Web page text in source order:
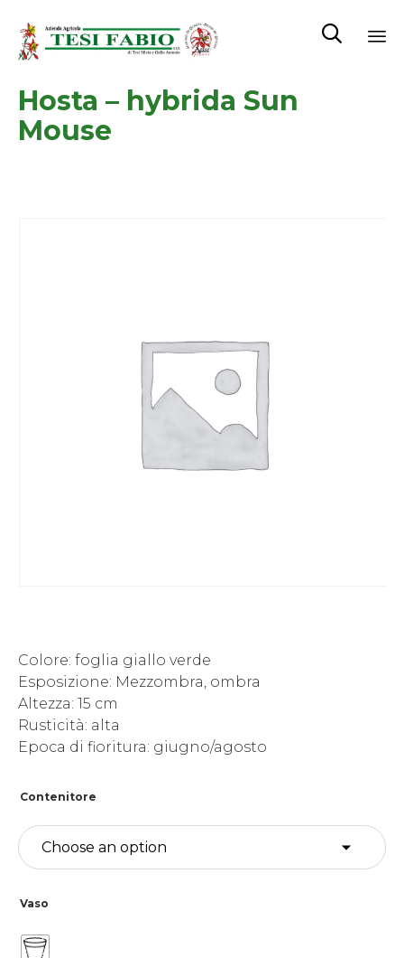

Hosta – hybrida Sun
Mouse
Colore: foglia giallo verde
Esposizione: Mezzombra, ombra
Altezza: 15 cm
Rusticità: alta
Epoca di fioritura: giugno/agosto
Contenitore
Vaso